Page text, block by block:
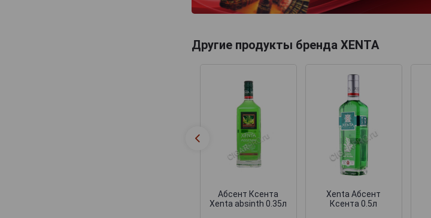
Другие продукты бренда XENTA
Абсент Ксента
Xenta absinth 0.35л
Xenta Абсент
Ксента 0.5л